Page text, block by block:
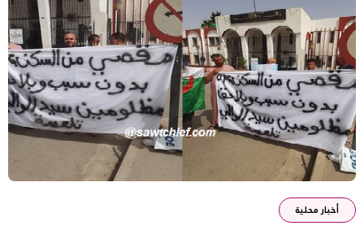
أخبار محلية